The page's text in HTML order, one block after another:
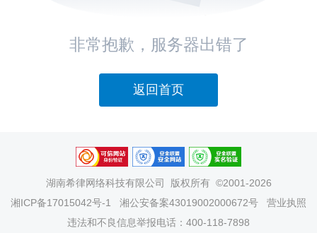
非常抱歉，服务器出错了
返回首页
湖南希律网络科技有限公司
版权所有 ©2001-2026
湘ICP备17015042号-1
湘公安备案43019002000672号
营业执照
违法和不良信息举报电话：400-118-7898